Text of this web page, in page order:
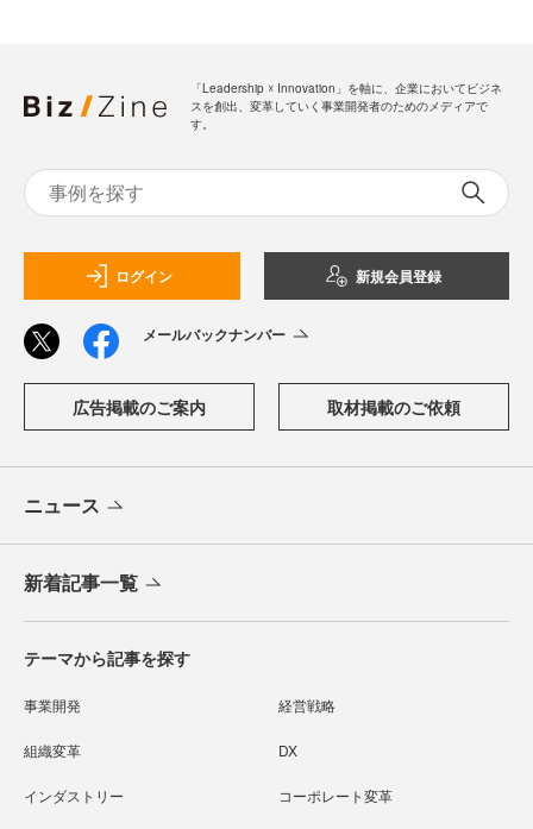
「Leadership ☓ Innovation」を軸に、企業においてビジネ
スを創出、変革していく事業開発者のためのメディアで
す。
ログイン 新規会員登録
メールバックナンバー
広告掲載のご案内 取材掲載のご依頼
ニュース
新着記事一覧
テーマから記事を探す
事業開発 経営戦略
組織変革 DX
インダストリー コーポレート変革